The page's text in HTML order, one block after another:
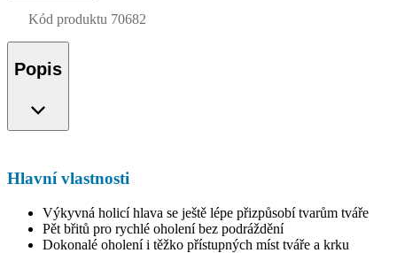
Kód produktu 70682
Popis
Hlavní vlastnosti
Výkyvná holicí hlava se ještě lépe přizpůsobí tvarům tváře
Pět břitů pro rychlé oholení bez podráždění
Dokonalé oholení i těžko přístupných míst tváře a krku